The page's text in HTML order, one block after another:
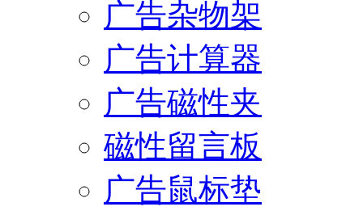
广告杂物架
广告计算器
广告磁性夹
磁性留言板
广告鼠标垫